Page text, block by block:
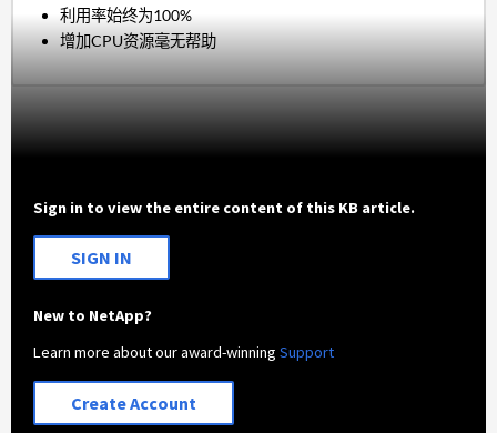
利用率始终为100%
增加CPU资源毫无帮助
Sign in to view the entire content of this KB article.
SIGN IN
New to NetApp?
Learn more about our award-winningSupport
Create Account